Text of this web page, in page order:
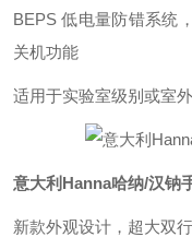
BEPS 低电量防错系统
关机功能
适用于实验室级别或室
意大利Hanna哈纳/汉钠
新款外观设计，超大双